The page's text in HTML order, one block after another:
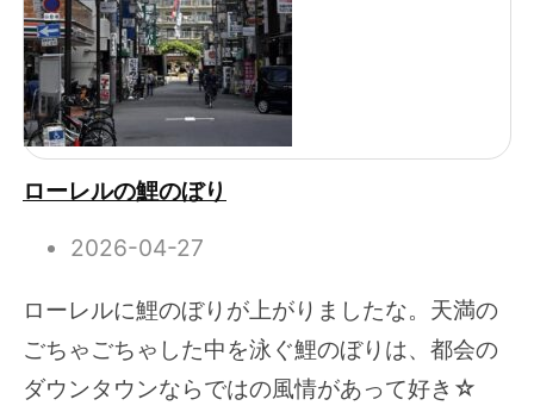
ローレルの鯉のぼり
2026-04-27
ローレルに鯉のぼりが上がりましたな。天満の
ごちゃごちゃした中を泳ぐ鯉のぼりは、都会の
ダウンタウンならではの風情があって好き☆